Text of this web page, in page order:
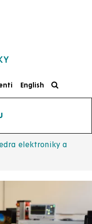
English
elektroniky a